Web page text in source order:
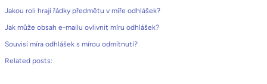
Jakou roli hrají řádky předmětu v míře odhlášek?
Jak může obsah e-mailu ovlivnit míru odhlášek?
Souvisí míra odhlášek s mírou odmítnutí?
Related posts: